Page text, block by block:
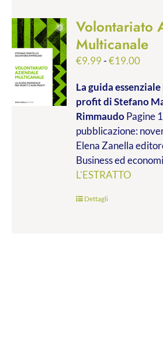
Volontariato
Multicanale
€9.99-€19.00Fascia
da
a
La guida
profitdi Stefano
RimmaudoPagine
pubblicazione:
Elena Zanella
Business ed
L'ESTRATTO
Dettagli